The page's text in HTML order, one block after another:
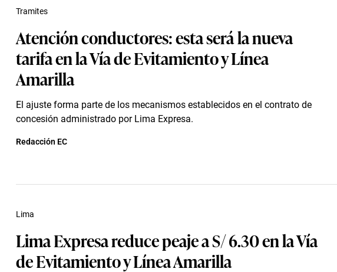
Atención conductores: esta será la nueva
tarifa en la Vía de Evitamiento y Línea
Amarilla
El ajuste forma parte de los mecanismos establecidos en el contrato de
concesión administrado por Lima Expresa.
Tramites
Redacción EC
Lima Expresa reduce peaje a S/ 6.30 en la Vía
de Evitamiento y Línea Amarilla
Lima